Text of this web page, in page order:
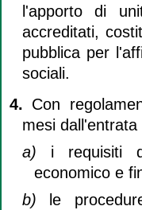
l'apporto di
accreditati,
pubblica per
sociali.
4. Con
mesi
a) i requisiti
economico e
b)
le